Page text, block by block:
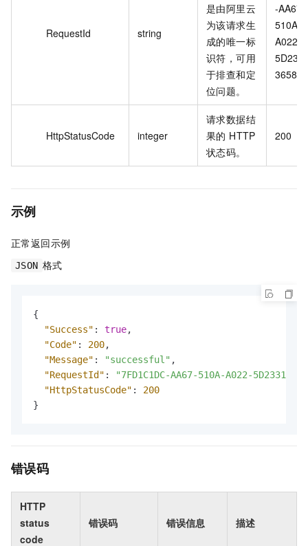
RequestId string
是由阿里云
为该请求生
成的唯一标
识符，可用
于排查和定
位问题。
-AA67-
510A-
A022-
3658
HttpStatusCode integer
请求数据结
果的 HTTP
状态码。
200
示例
正常返回示例
JSON 格式
{
"Success" : true,
"Code" : 200,
"Message" : "successful" ,
"RequestId" :
"7FD1C1DC-AA67-510A-A022-
"HttpStatusCode" :
200
}
错误码
HTTP
status
code
错误码 错误信息 描述